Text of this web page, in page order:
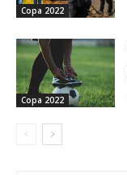
Copa 2022
Copa 2022